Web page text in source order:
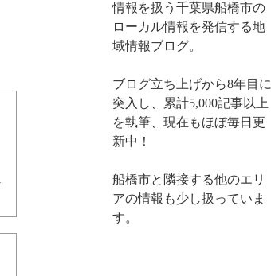
情報を扱う千葉県船橋市の
ローカル情報を発信する地
域情報ブログ。
ブログ立ち上げから8年目に
突入し、累計5,000記事以上
を執筆、現在もほぼ毎日更
新中！
船橋市と隣接する他のエリ
アの情報も少し扱っていま
す。